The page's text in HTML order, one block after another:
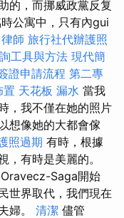
的，而挪威政黨反复
公寓中，只有內gui
師 旅行社代辦護照
工具與方法 現代簡
證申請流程 第二專
置 天花板 漏水 當我
，我不僅在她的照片
想像她的大都會傢
照過期 有時，根據
，有時是美麗的。
Saga開始
世界取代，我們現在
婦。 清潔 儘管